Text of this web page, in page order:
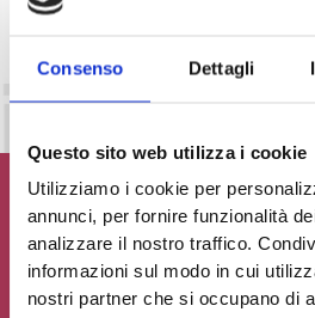
Consenso Dettagli
Questo sito web utilizza i cookie
Utilizziamo i cookie per
annunci, per fornire funzionalità
analizzare il nostro traffico.
informazioni sul modo in cui
nostri partner che si occupano di
Accetto la del
INVIA
Contribuisci al